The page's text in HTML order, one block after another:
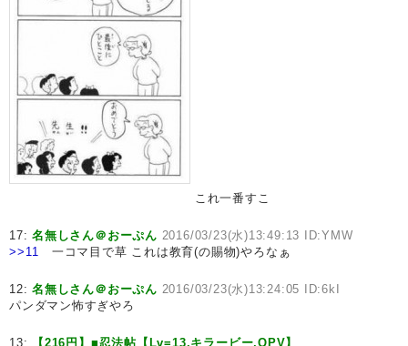
これ一番すこ
17:名無しさん＠おーぷん 2016/03/23(水)13:49:13 ID:YMW
>>11 一コマ目で草 これは教育(の賜物)やろなぁ
12:名無しさん＠おーぷん 2016/03/23(水)13:24:05 ID:6kI
パンダマン怖すぎやろ
13:
【216円】■忍法帖【Lv=13,キラービー,QPV】